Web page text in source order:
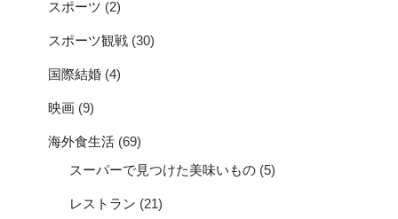
スポーツ (2)
スポーツ観戦 (30)
国際結婚 (4)
映画 (9)
海外食生活 (69)
スーパーで見つけた美味いもの (5)
レストラン (21)